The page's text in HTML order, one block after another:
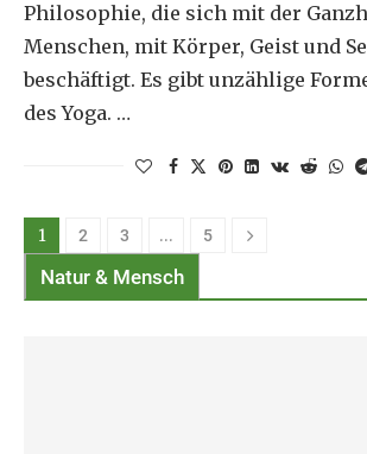
Philosophie, die sich mit der
Menschen, mit Körper, Geist und
beschäftigt. Es gibt unzählige
des Yoga. …
1 2 3 … 5
Natur & Mensch